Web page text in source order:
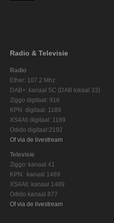
Radio & Televisie
Radio
Ether: 107.2 Mhz
DAB+: kanaal 5C (DAB lokaal 33)
Ziggo digitaal: 916
KPN digitaal: 1189
XS4All digitaal: 1189
Odido digitaal:2192
Of via de livestream
Televisie
Ziggo: kanaal 41
KPN: kanaal 1489
XS4All: kanaal 1489
Odido kanaal 877
Of via de livestream